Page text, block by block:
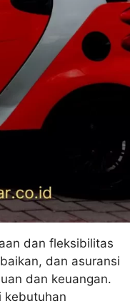
dan fleksibilitas
dan asuransi
dan keuangan.
kebutuhan